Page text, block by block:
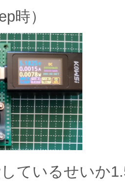
時）
ているせいか